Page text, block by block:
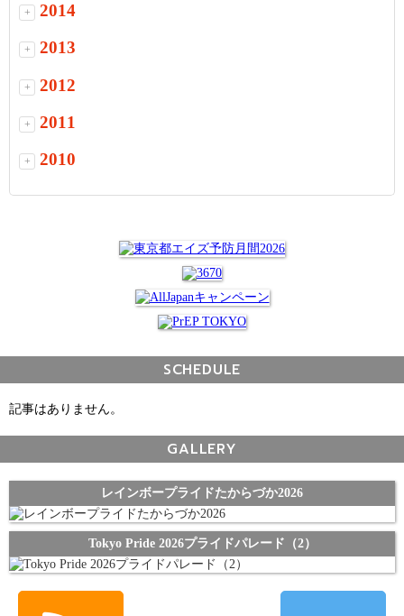
+ 2014
+ 2013
+ 2012
+ 2011
+ 2010
SCHEDULE
記事はありません。
GALLERY
レインボープライドたからづか2026
Tokyo Pride 2026プライドパレード（2）